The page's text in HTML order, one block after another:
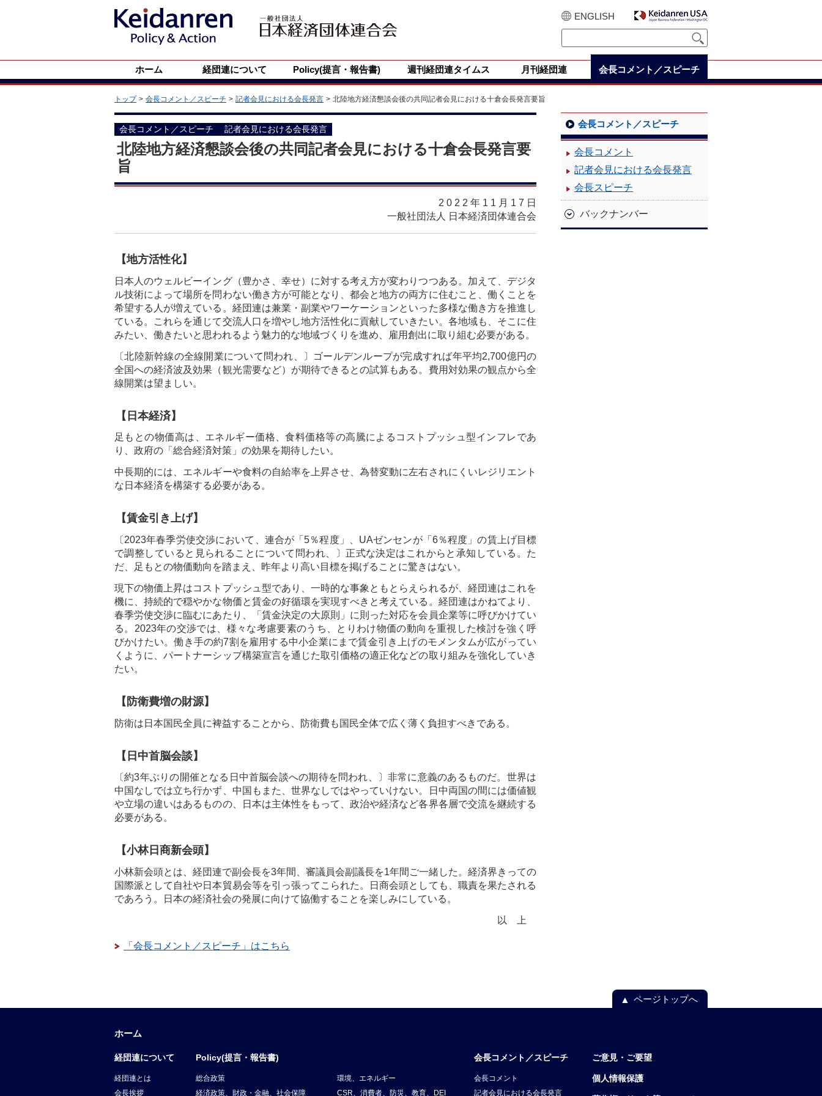
ENGLISH
ホーム 経団連について Policy(提言・報告書) 週刊経団連タイムス 月刊経団連 会長コメント／スピーチ
トップ 会長コメント／スピーチ 記者会見における会長発言 北陸地方経済懇談会後の共同記者会見における十倉会長発言要旨
会長コメント／スピーチ 記者会見における会長発言
北陸地方経済懇談会後の共同記者会見における十倉会長発言要
旨
2022年11月17 日
一般社団法人 日本経済団体連合会
【地方活性化】
日本人のウェルビーイング（豊かさ、幸せ）に対する考え方が変わりつつある。加えて、デジタ
ル技術によって場所を問わない働き方が可能となり、都会と地方の両方に住むこと、働くことを
希望する人が増えている。経団連は兼業・副業やワーケーションといった多様な働き方を推進し
ている。これらを通じて交流人口を増やし地方活性化に貢献していきたい。各地域も、そこに住
みたい、働きたいと思われるよう魅力的な地域づくりを進め、雇用創出に取り組む必要がある。
〔北陸新幹線の全線開業について問われ、〕ゴールデンループが完成すれば年平均2,700億円の
全国への経済波及効果（観光需要など）が期待できるとの試算もある。費用対効果の観点から全
線開業は望ましい。
【日本経済】
足もとの物価高は、エネルギー価格、食料価格等の高騰によるコストプッシュ型インフレであ
り、政府の「総合経済対策」の効果を期待したい。
中長期的には、エネルギーや食料の自給率を上昇させ、為替変動に左右されにくいレジリエント
な日本経済を構築する必要がある。
【賃金引き上げ】
〔2023年春季労使交渉において、連合が「5％程度」、UAゼンセンが「6％程度」の賃上げ目標
で調整していると見られることについて問われ、〕正式な決定はこれからと承知している。た
だ、足もとの物価動向を踏まえ、昨年より高い目標を掲げることに驚きはない。
現下の物価上昇はコストプッシュ型であり、一時的な事象ともとらえられるが、経団連はこれを
機に、持続的で穏やかな物価と賃金の好循環を実現すべきと考えている。経団連はかねてより、
春季労使交渉に臨むにあたり、「賃金決定の大原則」に則った対応を会員企業等に呼びかけてい
る。2023年の交渉では、様々な考慮要素のうち、とりわけ物価の動向を重視した検討を強く呼
びかけたい。働き手の約7割を雇用する中小企業にまで賃金引き上げのモメンタムが広がってい
くように、パートナーシップ構築宣言を通じた取引価格の適正化などの取り組みを強化していき
たい。
【防衛費増の財源】
防衛は日本国民全員に裨益することから、防衛費も国民全体で広く薄く負担すべきである。
【日中首脳会談】
〔約3年ぶりの開催となる日中首脳会談への期待を問われ、〕非常に意義のあるものだ。世界は
中国なしでは立ち行かず、中国もまた、世界なしではやっていけない。日中両国の間には価値観
や立場の違いはあるものの、日本は主体性をもって、政治や経済など各界各層で交流を継続する
必要がある。
【小林日商新会頭】
小林新会頭とは、経団連で副会長を3年間、審議員会副議長を1年間ご一緒した。経済界きっての
国際派として自社や日本貿易会等を引っ張ってこられた。日商会頭としても、職責を果たされる
であろう。日本の経済社会の発展に向けて協働することを楽しみにしている。
以上
「会長コメント／スピーチ」はこちら
会長コメント／スピーチ
会長コメント
記者会見における会長発言
会長スピーチ
バックナンバー
ページトップへ
ホーム
経団連について
経団連とは
会長挨拶
Policy(提言・報告書)
総合政策
環境、エネルギー
経済政策、財政・金融、社会保障
CSR、消費者、防災、教育、DEI
会長コメント／スピーチ
会長コメント
記者会見における会長発言
ご意見・ご要望
個人情報保護